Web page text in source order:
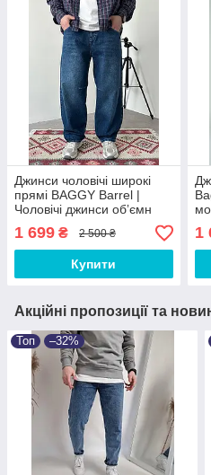
Джинси чоловічі широкі
прямі BAGGY Barrel |
Чоловічі джинси обʼємн
весняні осінні Baggy
1 699 ₴ 2 500 ₴
Купити
1
Акційні пропозиції та
Топ –32%